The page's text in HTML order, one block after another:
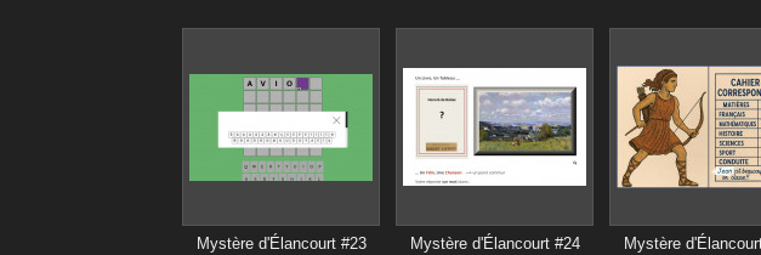
Mystère d'Élancourt #23 Mystère d'Élancourt #24 Mystère